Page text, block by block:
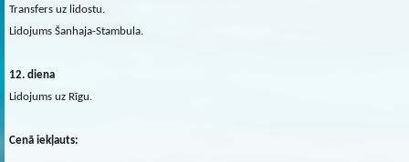
Transfers uz lidostu.
Lidojums Šanhaja-Stambula.
12. diena
Lidojums uz Rīgu.
Cenā iekļauts: